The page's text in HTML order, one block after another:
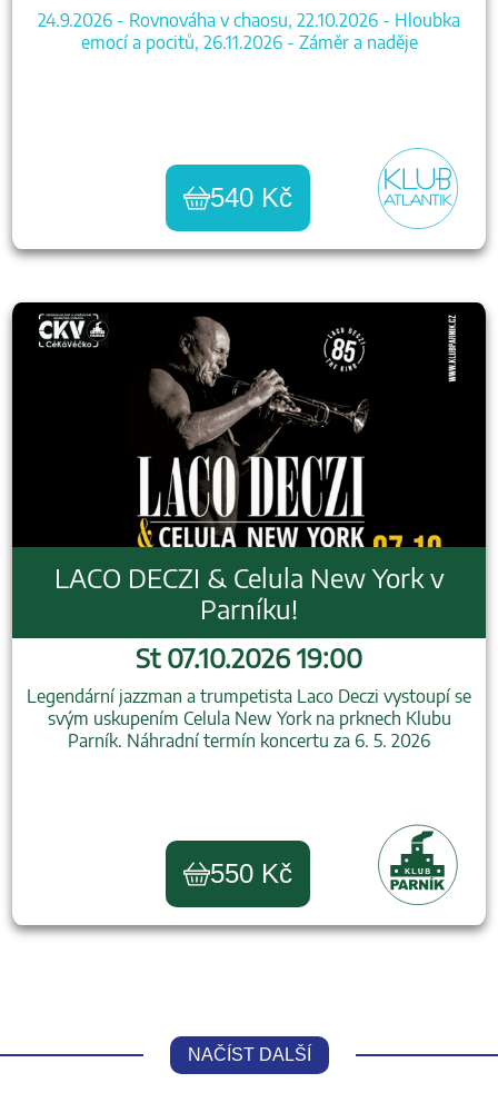
24.9.2026 - Rovnováha v chaosu, 22.10.2026 - Hloubka
emocí a pocitů, 26.11.2026 - Záměr a naděje
540 Kč
LACO DECZI & Celula New York v
Parníku!
St 07.10.2026 19:00
Legendární jazzman a trumpetista Laco Deczi vystoupí se
svým uskupením Celula New York na prknech Klubu
Parník. Náhradní termín koncertu za 6. 5. 2026
550 Kč
NAČÍST DALŠÍ